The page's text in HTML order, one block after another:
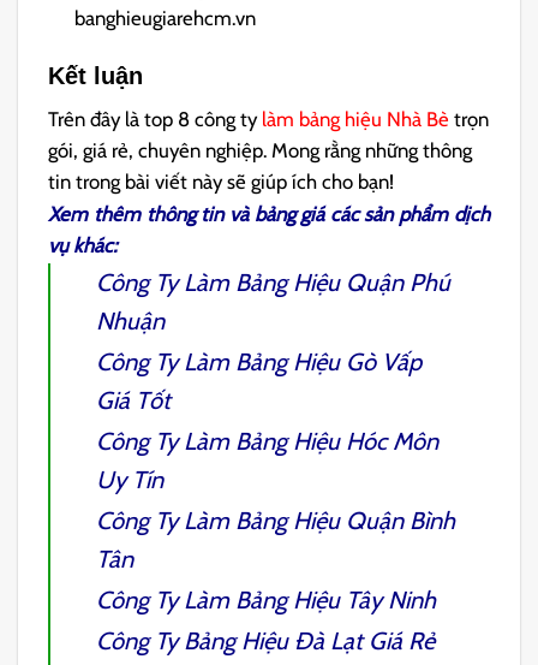
banghieugiarehcm.vn
Kết luận
Trên đây là top 8 công ty làm bảng hiệu Nhà Bè trọn
gói, giá rẻ, chuyên nghiệp. Mong rằng những thông
tin trong bài viết này sẽ giúp ích cho bạn!
Xem thêm thông tin và bảng giá các sản phẩm dịch
vụ khác:
Công TyLàm Bảng Hiệu Quận Phú
Nhuận
Công TyLàm Bảng Hiệu Gò Vấp
Giá Tốt
Công TyLàm Bảng Hiệu Hóc Môn
Uy Tín
Công TyLàm Bảng Hiệu Quận Bình
Tân
Công TyLàm Bảng Hiệu Tây Ninh
Công Ty Bảng Hiệu Đà LạtGiá Rẻ